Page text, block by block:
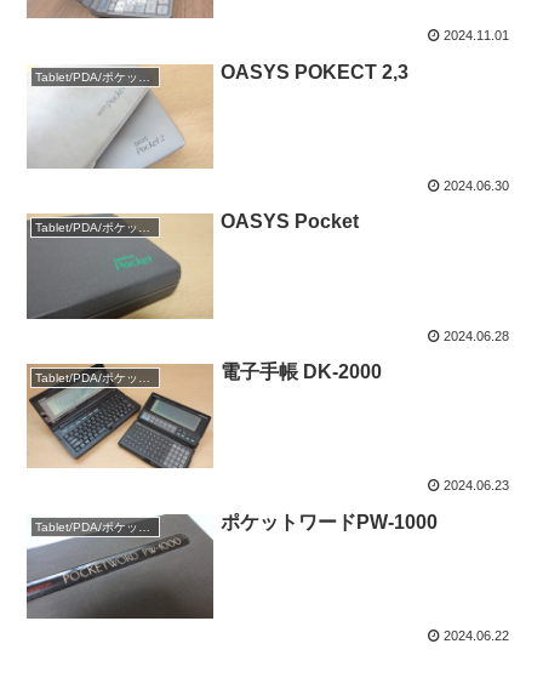
2024.11.01
OASYS POKECT 2,3
2024.06.30
OASYS Pocket
2024.06.28
電子手帳 DK-2000
2024.06.23
Tablet/PDA/ポケットPC ポケットワードPW-1000
2024.06.22